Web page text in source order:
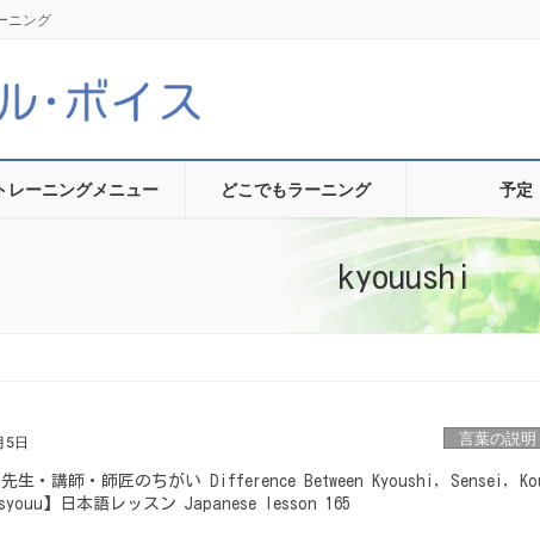
ニング
レーニングメニュー どこでもラーニング 予定
kyouushi
5日 言葉の説
先生・講師・師匠のちがい Difference Between Kyoushi, Sensei,
】日本語レッスン Japanese lesson 165